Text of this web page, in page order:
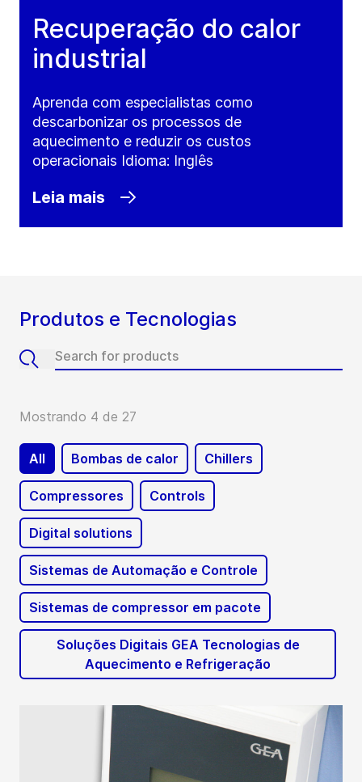
Recuperação do calor
industrial
Aprenda com especialistas como
descarbonizar os processos de
aquecimento e reduzir os custos
operacionais Idioma: Inglês
Leia mais
Produtos e Tecnologias
Mostrando 4 de 27
All Bombas de calor Chillers
Compressores Controls
Digital solutions
Sistemas de Automação e Controle
Sistemas de compressor em pacote
Soluções Digitais GEA Tecnologias de
Aquecimento e Refrigeração